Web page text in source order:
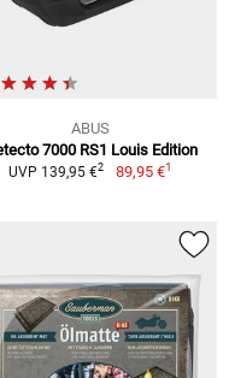
ABUS
7000 RS1 Louis Edition
UVP 139,95 €2 89,95 €1